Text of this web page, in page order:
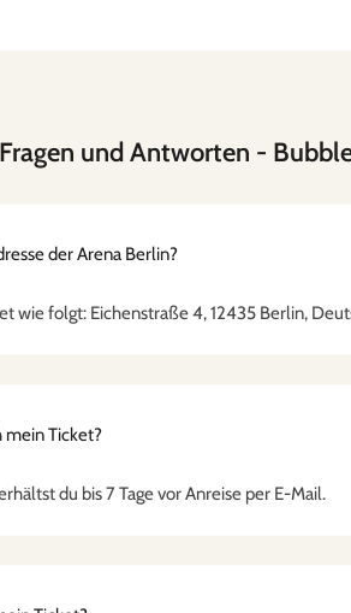
und Antworten -
der Arena Berlin?
wie folgt: Eichenstraße 4, 12435 Berlin,
mein Ticket?
du bis 7 Tage vor Anreise per E-Mail.